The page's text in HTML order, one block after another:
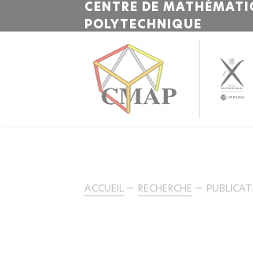
CENTRE DE
POLYTECHNIQUE
ACCUEIL RECHERCHE